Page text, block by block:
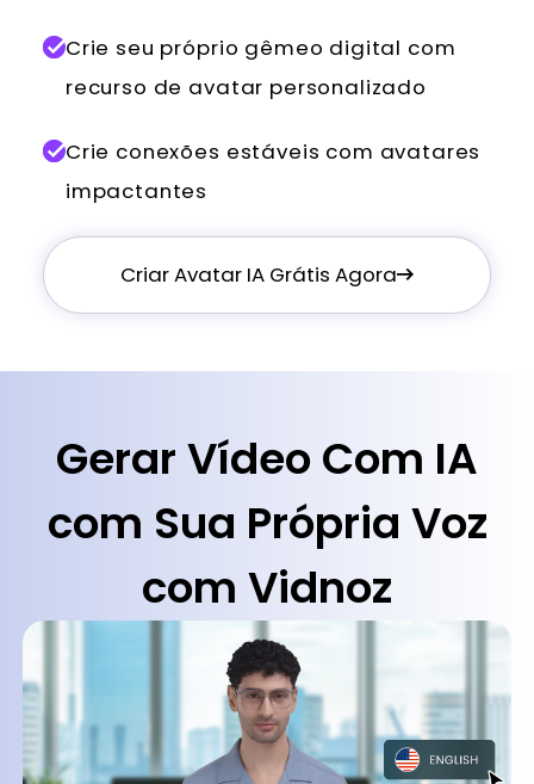
Crie seu próprio gêmeo digital com
recurso de avatar personalizado
Crie conexões estáveis com avatares
impactantes
Criar Avatar IA Grátis Agora
Gerar Vídeo Com IA
com Sua Própria Voz
com Vidnoz